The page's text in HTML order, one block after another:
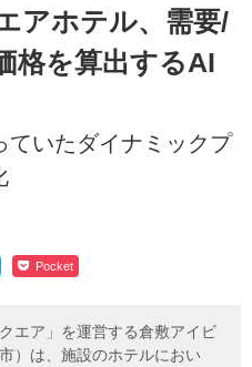
アホテル、需要/
格を算出するAI
ていたダイナミックプ
Pocket
エア」を運営する倉敷アイビ
）は、施設のホテルにおい